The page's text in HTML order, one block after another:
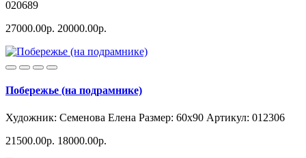
020689
27000.00р. 20000.00р.
Побережье (на подрамнике)
Художник: Семенова Елена Размер: 60x90 Артикул: 012306
21500.00р. 18000.00р.